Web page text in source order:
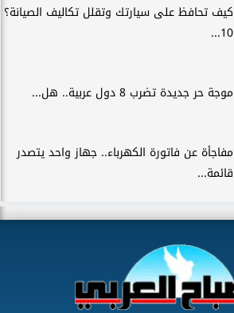
كيف تحافظ على سيارتك وتقلل تكاليف الصيانة؟
10...
موجة حر جديدة تضرب 8 دول عربية.. هل...
مفاجأة عن فاتورة الكهرباء.. جهاز واحد يتصدر
قائمة...